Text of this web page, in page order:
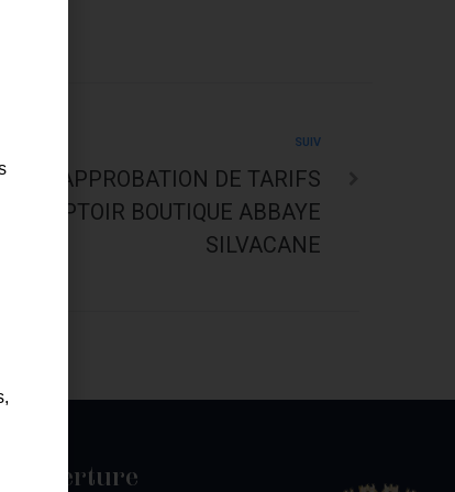
SUIV
– APPROBATION DE TARIFS
COMPTOIR BOUTIQUE ABBAYE
SILVACANE